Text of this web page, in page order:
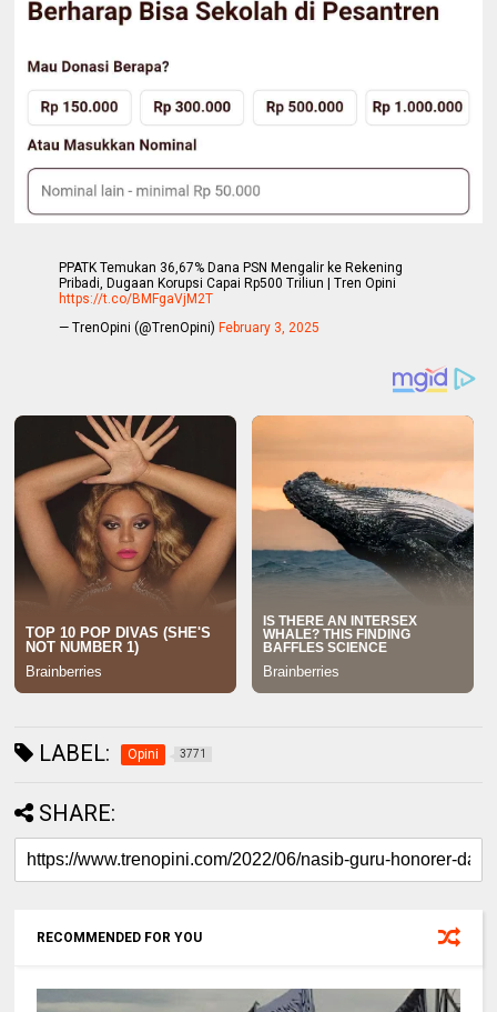
PPATK Temukan 36,67% Dana PSN Mengalir ke Rekening
Pribadi, Dugaan Korupsi Capai Rp500 Triliun | Tren Opini
https://t.co/BMFgaVjM2T
— TrenOpini (@TrenOpini) February 3, 2025
LABEL: Opini 3771
SHARE:
RECOMMENDED FOR YOU